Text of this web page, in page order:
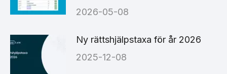
2026-05-08
Ny rättshjälpstaxa för år 2026
2025-12-08